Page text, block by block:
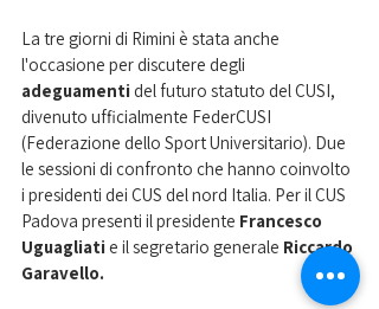
La tre giorni di Rimini è stata anche
l'occasione per discutere degli
adeguamenti del futuro statuto del CUSI,
divenuto ufficialmente FederCUSI
(Federazione dello Sport Universitario). Due
le sessioni di confronto che hanno coinvolto
i presidenti dei CUS del nord Italia. Per il CUS
Padova presenti il presidente Francesco
Uguagliati e il segretario generale Riccardo
Garavello.